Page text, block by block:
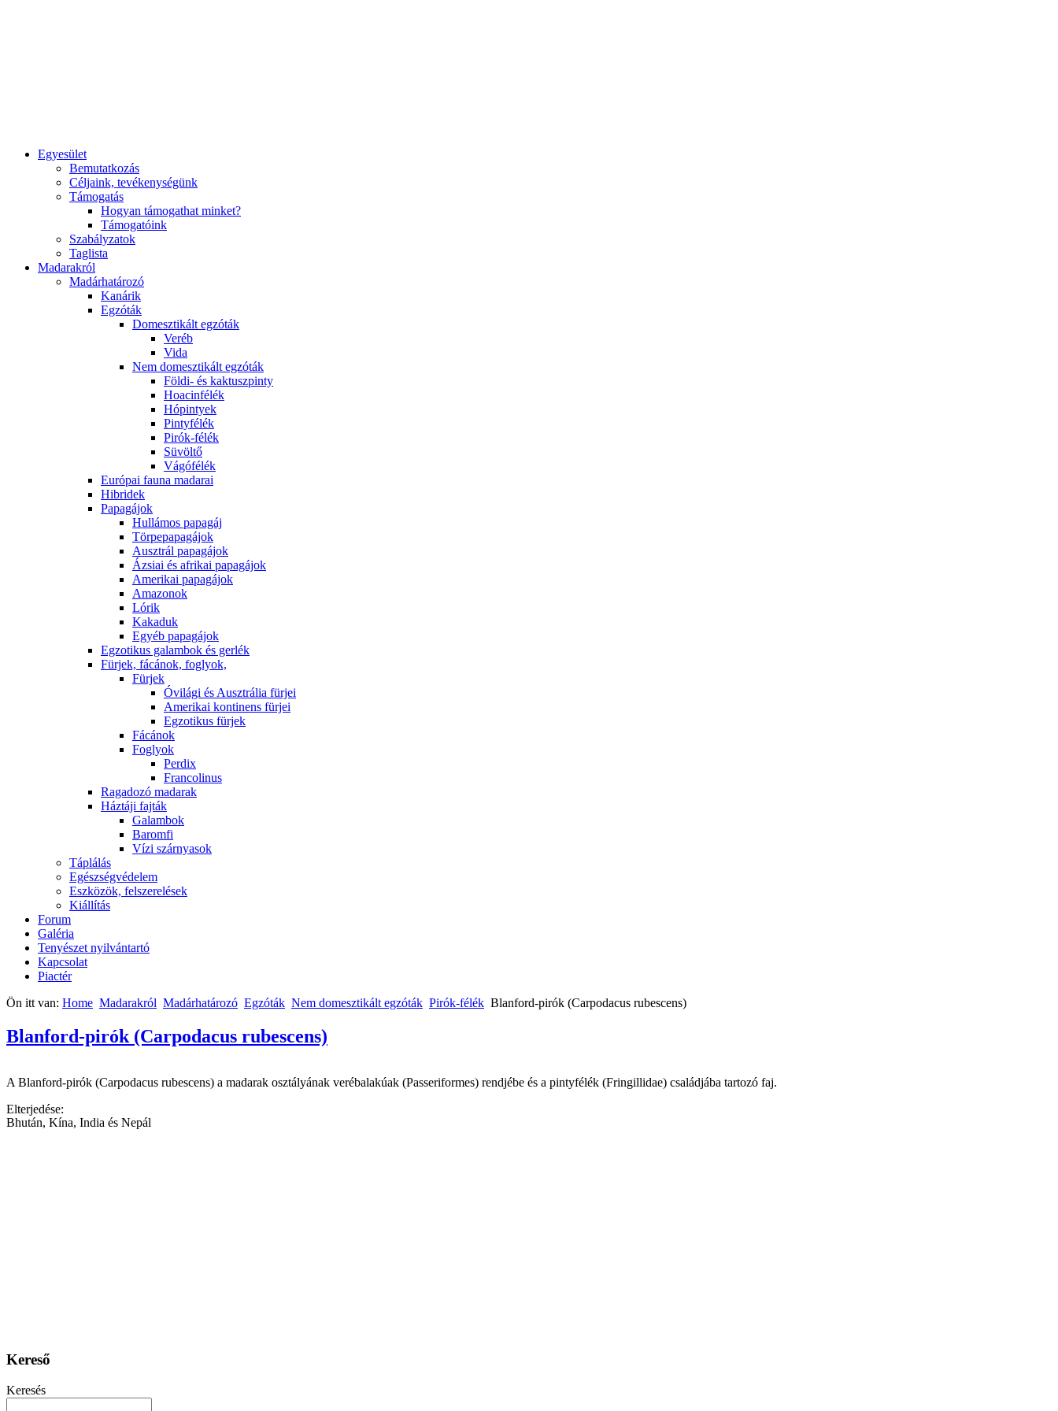
Egyesület
Bemutatkozás
Céljaink, tevékenységünk
Támogatás
Hogyan támogathat minket?
Támogatóink
Szabályzatok
Taglista
Madarakról
Madárhatározó
Kanárik
Egzóták
Domesztikált egzóták
Veréb
Vida
Nem domesztikált egzóták
Földi- és kaktuszpinty
Hoacinfélék
Hópintyek
Pintyfélék
Pirók-félék
Süvöltő
Vágófélék
Európai fauna madarai
Hibridek
Papagájok
Hullámos papagáj
Törpepapagájok
Ausztrál papagájok
Ázsiai és afrikai papagájok
Amerikai papagájok
Amazonok
Lórik
Kakaduk
Egyéb papagájok
Egzotikus galambok és gerlék
Fürjek, fácánok, foglyok,
Fürjek
Óvilági és Ausztrália fürjei
Amerikai kontinens fürjei
Egzotikus fürjek
Fácánok
Foglyok
Perdix
Francolinus
Ragadozó madarak
Háztáji fajták
Galambok
Baromfi
Vízi szárnyasok
Táplálás
Egészségvédelem
Eszközök, felszerelések
Kiállítás
Forum
Galéria
Tenyészet nyilvántartó
Kapcsolat
Piactér
Ön itt van: Home Madarakról Madárhatározó Egzóták Nem domesztikált egzóták Pirók-félék Blanford-pirók (Carpodacus rubescens)
Blanford-pirók (Carpodacus rubescens)
A Blanford-pirók (Carpodacus rubescens) a madarak osztályának verébalakúak (Passeriformes) rendjébe és a pintyfélék (Fringillidae) családjába tartozó faj.
Elterjedése:
Bhután, Kína, India és Nepál
Kereső
Keresés